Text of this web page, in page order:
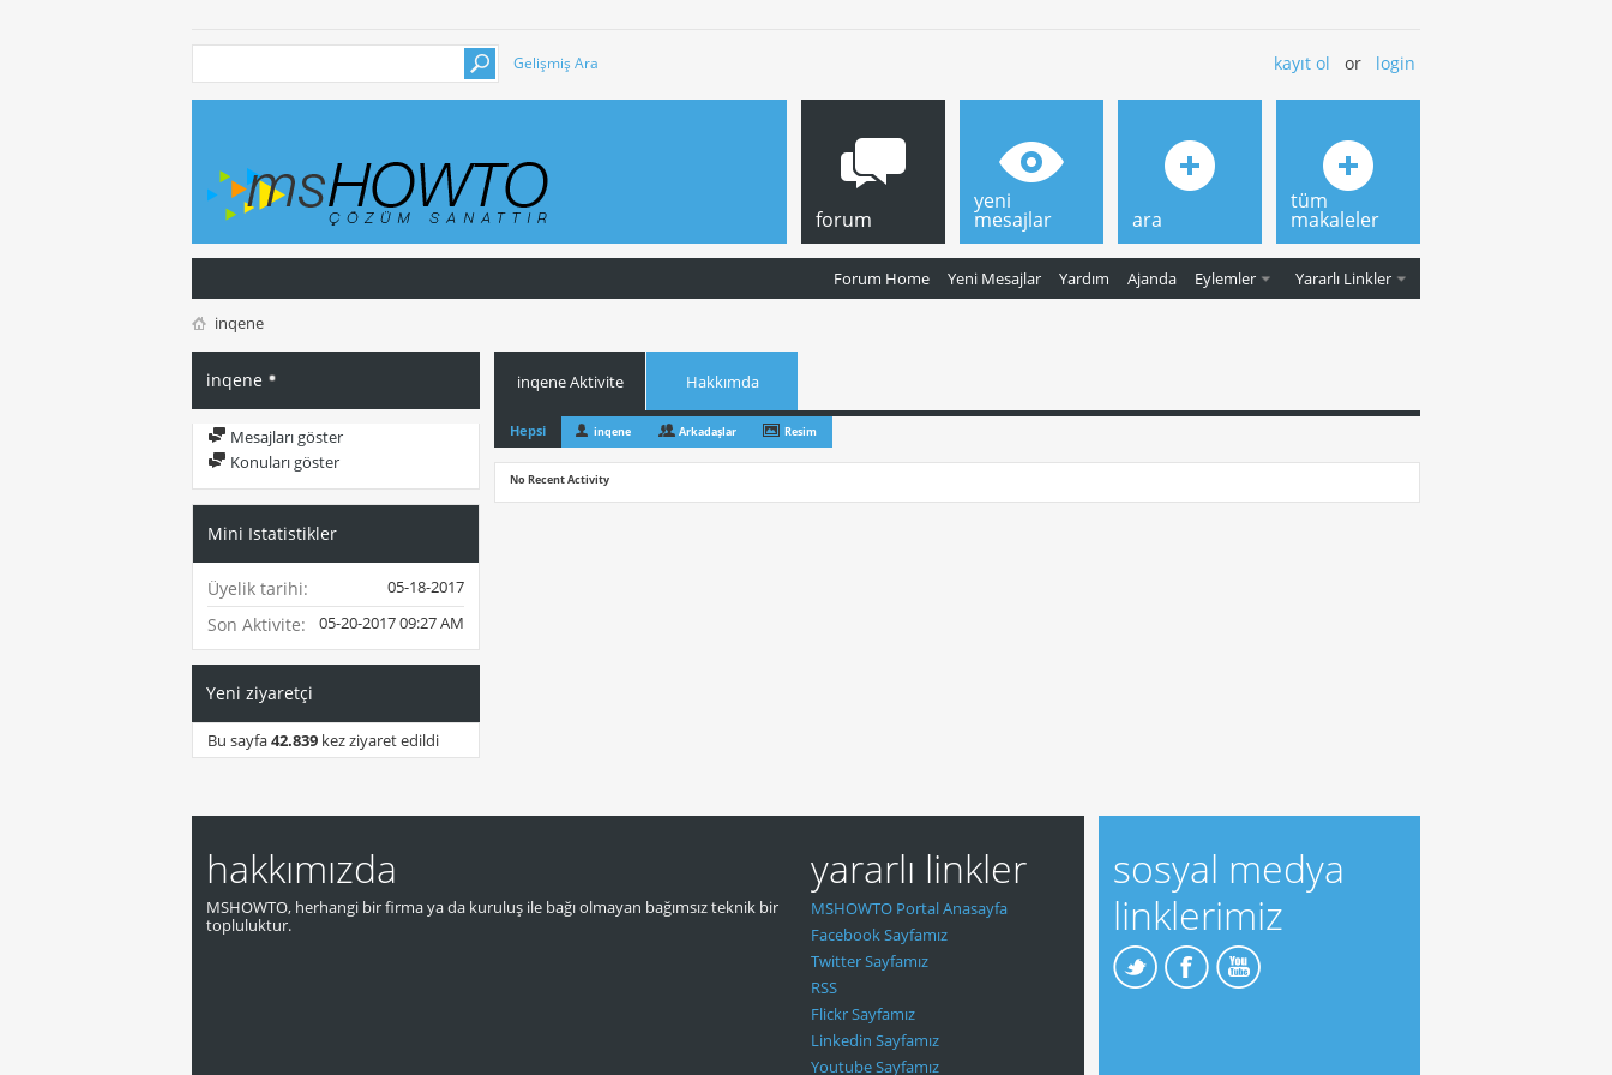
Gelişmiş Ara kayıt ol or login
forum
Forum Home Yeni Mesajlar Yardım Ajanda Eylemler Yararlı Linkler
yeni
mesajlar ara
tüm
makaleler
inqene
inqene
Mesajları göster
Konuları göster
Mini Istatistikler
Üyelik tarihi 05-18-2017
Son Aktivite 05-20-201709:27 AM
Yeni ziyaretçi
Bu sayfa42.839 kez ziyaret edildi
inqene Aktivite Hakkımda
Hepsi inqene Arkadaşlar Resim
No Recent Activity
hakkımızda
MSHOWTO, herhangi bir firma ya da kuruluş ile bağı olmayan bağımsız teknik bir
topluluktur.
yararlı linkler
MSHOWTO Portal Anasayfa
Facebook Sayfamız
Twitter Sayfamız
RSS
Flickr Sayfamız
Linkedin Sayfamız
Youtube Sayfamız
sosyal medya
linklerimiz